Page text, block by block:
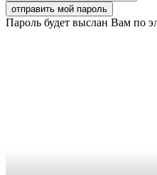
Пароль будет выслан Вам по